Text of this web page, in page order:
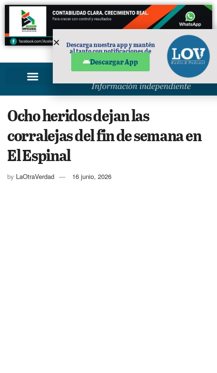
PUBLICIDAD
Ocho heridos dejan las
corralejas del fin de semana en
El Espinal
by LaOtraVerdad 16 junio, 2026
Descarga nuestra app y mantén
al tanto con notificaciones de
Descargar App